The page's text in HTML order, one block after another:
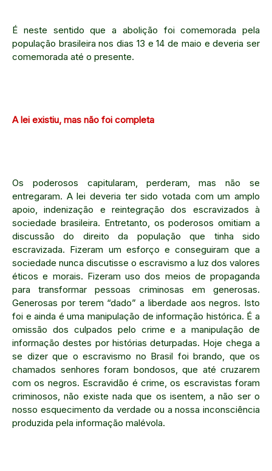
É neste sentido que a abolição foi comemorada pela
população brasileira nos dias 13 e 14 de maio e deveria ser
comemorada até o presente.
A lei existiu, mas não foi completa
Os poderosos capitularam, perderam, mas não se
entregaram. A lei deveria ter sido votada com um amplo
apoio, indenização e reintegração dos escravizados à
sociedade brasileira. Entretanto, os poderosos omitiam a
discussão do direito da população que tinha sido
escravizada. Fizeram um esforço e conseguiram que a
sociedade nunca discutisse o escravismo a luz dos valores
éticos e morais. Fizeram uso dos meios de propaganda
para transformar pessoas criminosas em generosas.
Generosas por terem “dado” a liberdade aos negros. Isto
foi e ainda é uma manipulação de informação histórica. É a
omissão dos culpados pelo crime e a manipulação de
informação destes por histórias deturpadas. Hoje chega a
se dizer que o escravismo no Brasil foi brando, que os
chamados senhores foram bondosos, que até cruzarem
com os negros. Escravidão é crime, os escravistas foram
criminosos, não existe nada que os isentem, a não ser o
nosso esquecimento da verdade ou a nossa inconsciência
produzida pela informação malévola.